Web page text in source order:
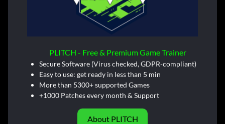
PLITCH - Free & Premium Game Trainer
Secure Software (Virus checked, GDPR-compliant)
Easy to use: get ready in less than 5 min
More than 5300+ supported Games
+1000 Patches every month & Support
About PLITCH